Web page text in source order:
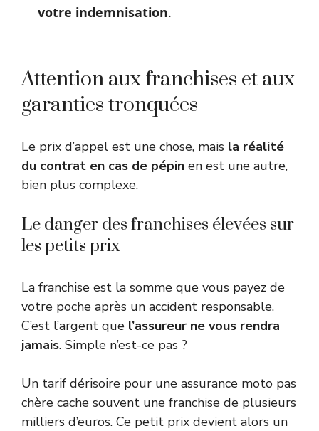
votre indemnisation.
Attention aux franchises et aux
garanties tronquées
Le prix d’appel est une chose, mais la réalité
du contrat en cas de pépin en est une autre,
bien plus complexe.
Le danger des franchises élevées sur
les petits prix
La franchise est la somme que vous payez de
votre poche après un accident responsable.
C’est l’argent que l’assureur ne vous rendra
jamais. Simple n’est-ce pas ?
Un tarif dérisoire pour une assurance moto pas
chère cache souvent une franchise de plusieurs
milliers d’euros. Ce petit prix devient alors un